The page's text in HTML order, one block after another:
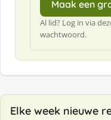
Maak een
Al lid? Log in via
wachtwoord.
Elke week nieuwe